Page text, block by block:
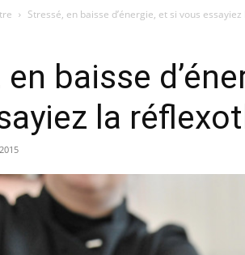
Stressé, en baisse d’énergie, et si vous
baisse
la